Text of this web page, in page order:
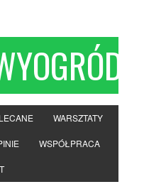
WARSZTATY
WSPÓŁPRACA